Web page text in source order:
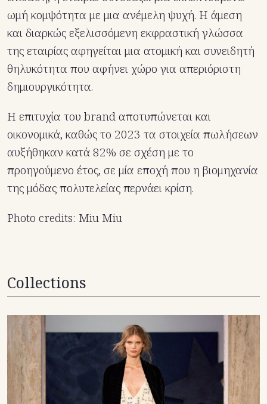
ωμή κομψότητα με μια ανέμελη ψυχή. Η άμεση
και διαρκώς εξελισσόμενη εκφραστική γλώσσα
της εταιρίας αφηγείται μια ατομική και συνειδητή
θηλυκότητα που αφήνει χώρο για απεριόριστη
δημιουργικότητα.
Η επιτυχία του brand αποτυπώνεται και
οικονομικά, καθώς το 2023 τα στοιχεία πωλήσεων
αυξήθηκαν κατά 82% σε σχέση με το
προηγούμενο έτος, σε μία εποχή που η βιομηχανία
της μόδας πολυτελείας περνάει κρίση.
Photo credits: Miu Miu
Collections